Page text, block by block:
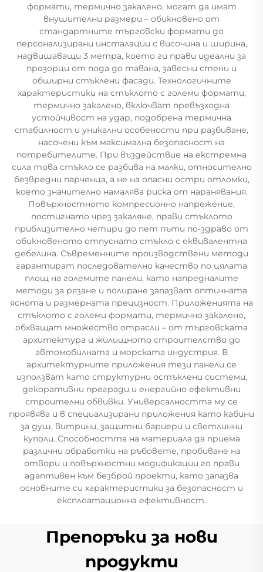
формати, термично закалено, могат да имат
внушителни размери – обикновено от
стандартните търговски формати до
персонализирани инсталации с височина и ширина,
надвишаващи 3 метра, което ги прави идеални за
прозорци от пода до тавана, завесни стени и
обширни стъклени фасади. Технологичните
характеристики на стъклото с големи формати,
термично закалено, включват превъзходна
устойчивост на удар, подобрена термична
стабилност и уникални особености при разбиване,
насочени към максимална безопасност на
потребителите. При въздействие на екстремна
сила това стъкло се разбива на малки, относително
безвредни парченца, а не на опасни остри отломки,
което значително намалява риска от наранявания.
Повърхностното компресионно напрежение,
постигнато чрез закаляне, прави стъклото
приблизително четири до пет пъти по-здраво от
обикновеното отпуснато стъкло с еквивалентна
дебелина. Съвременните производствени методи
гарантират последователно качество по цялата
площ на големите панели, като напредналите
методи за рязане и полиране запазват оптичната
яснота и размерната прецизност. Приложенията на
стъклото с големи формати, термично закалено,
обхващат множество отрасли – от търговската
архитектура и жилищното строителство до
автомобилната и морската индустрия. В
архитектурните приложения тези панели се
използват като структурни остъклени системи,
декоративни прегради и енергийно ефективни
строителни обвивки. Универсалността му се
проявява и в специализирани приложения като кабини
за душ, витрини, защитни бариери и светлинни
куполи. Способността на материала да приема
различни обработки на ръбовете, пробиване на
отвори и повърхностни модификации го прави
адаптивен към безброй проекти, като запазва
основните си характеристики за безопасност и
експлоатационна ефективност.
Препоръки за нови
продукти